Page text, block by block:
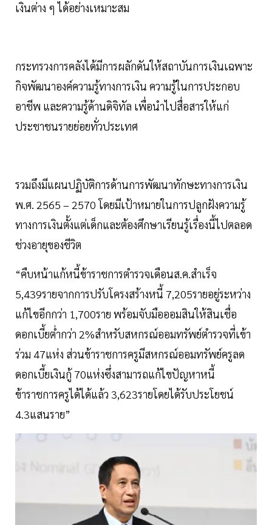
เงินต่าง ๆ ได้อย่างเหมาะสม
กระทรวงการคลังได้มีการผลักดันให้สถาบันการเงินเฉพาะ
กิจพัฒนาองค์ความรู้ทางการเงิน ความรู้ในการประกอบ
อาชีพ และความรู้ด้านดิจิทัล เพื่อนำไปสื่อสารให้แก่
ประชาชนรายย่อยทั่วประเทศ
รวมถึงมีแผนปฏิบัติการด้านการพัฒนาทักษะทางการเงิน
พ.ศ. 2565 – 2570 โดยมีเป้าหมายในการปลูกฝังความรู้
ทางการเงินตั้งแต่เด็กและต้องศึกษาเรียนรู้เรื่องนี้ไปตลอด
ช่วงอายุของชีวิต
“คืบหน้าแก้หนี้ข้าราชการตำรวจเดือนส.ค.สำเร็จ
5,439รายจากการปรับโครงสร้างหนี้ 7,205รายอยู่ระหว่าง
แก้ไขอีกกว่า 1,700ราย พร้อมจับมือออมสินให้สินเชื่อ
ดอกเบี้ยต่ำกว่า 2%สำหรับสหกรณ์ออมทรัพย์ตำรวจที่เข้า
ร่วม 47แห่ง ส่วนข้าราชการครูมีสหกรณ์ออมทรัพย์ครูลด
ดอกเบี้ยเงินกู้ 70แห่งซึ่งสามารถแก้ไขปัญหาหนี้
ข้าราชการครูได้ได้แล้ว 3,623รายโดยได้รับประโยชน์
4.3แสนราย”